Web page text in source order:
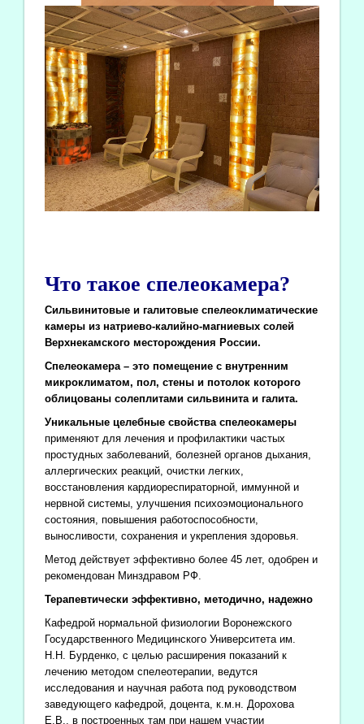
Что такое спелеокамера?
Сильвинитовые и галитовые спелеоклиматические
камеры из натриево-калийно-магниевых солей
Верхнекамского месторождения России.
Спелеокамера – это помещение с внутренним
микроклиматом, пол, стены и потолок которого
облицованы солеплитами сильвинита и галита.
Уникальные целебные свойства спелеокамеры
применяют для лечения и профилактики частых
простудных заболеваний, болезней органов дыхания,
аллергических реакций, очистки легких,
восстановления кардиореспираторной, иммунной и
нервной системы, улучшения психоэмоционального
состояния, повышения работоспособности,
выносливости, сохранения и укрепления здоровья.
Метод действует эффективно более 45 лет, одобрен и
рекомендован Минздравом РФ.
Терапевтически эффективно, методично, надежно
Кафедрой нормальной физиологии Воронежского
Государственного Медицинского Университета им.
Н.Н. Бурденко, с целью расширения показаний к
лечению методом спелеотерапии, ведутся
исследования и научная работа под руководством
заведующего кафедрой, доцента, к.м.н. Дорохова
Е.В., в построенных там при нашем участии